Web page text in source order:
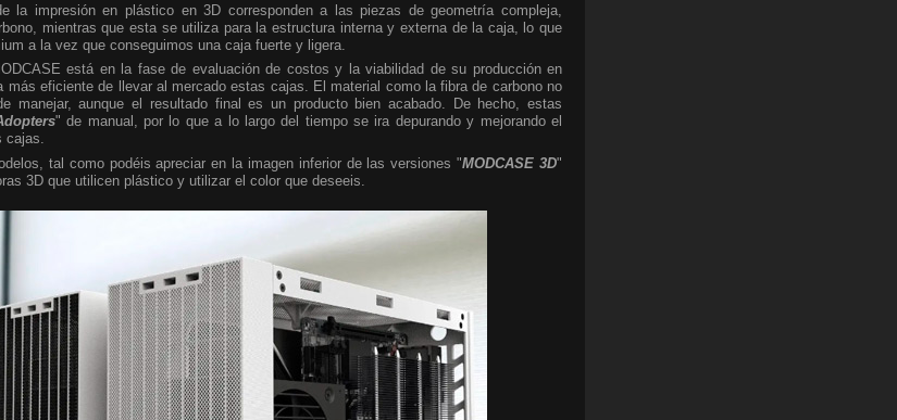
la impresión en plástico en 3D corresponden a las piezas de geometría compleja,
mientras que esta se utiliza para la estructura interna y externa de la caja, lo que
a la vez que conseguimos una caja fuerte y ligera.
está en la fase de evaluación de costos y la viabilidad de su producción en
más eficiente de llevar al mercado estas cajas. El material como la fibra de carbono no
manejar, aunque el resultado final es un producto bien acabado. De hecho, estas
" de manual, por lo que a lo largo del tiempo se ira depurando y mejorando el
cajas.
tal como podéis apreciar en la imagen inferior de las versiones "MODCASE 3D"
3D que utilicen plástico y utilizar el color que deseeis.